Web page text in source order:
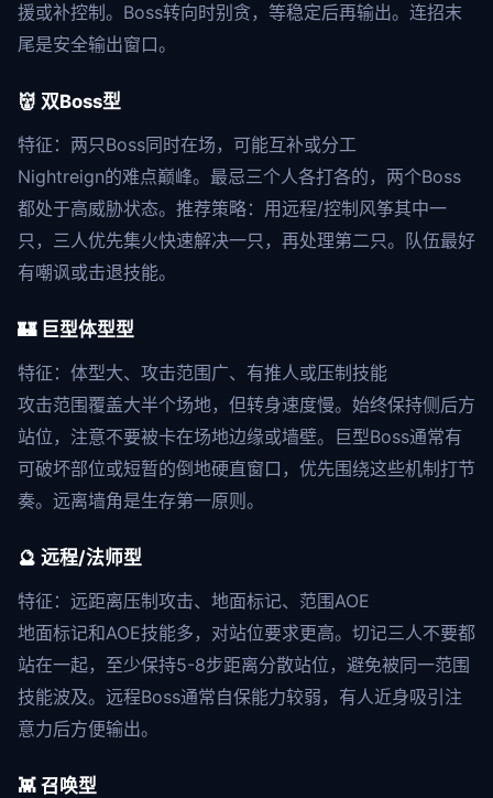
援或补控制。Boss转向时别贪，等稳定后再输出。连招末
尾是安全输出窗口。
👹 双Boss型
特征：两只Boss同时在场，可能互补或分工
Nightreign的难点巅峰。最忌三个人各打各的，两个Boss
都处于高威胁状态。推荐策略：用远程/控制风筝其中一
只，三人优先集火快速解决一只，再处理第二只。队伍最好
有嘲讽或击退技能。
🏰 巨型体型型
特征：体型大、攻击范围广、有推人或压制技能
攻击范围覆盖大半个场地，但转身速度慢。始终保持侧后方
站位，注意不要被卡在场地边缘或墙壁。巨型Boss通常有
可破坏部位或短暂的倒地硬直窗口，优先围绕这些机制打节
奏。远离墙角是生存第一原则。
🔮 远程/法师型
特征：远距离压制攻击、地面标记、范围AOE
地面标记和AOE技能多，对站位要求更高。切记三人不要都
站在一起，至少保持5-8步距离分散站位，避免被同一范围
技能波及。远程Boss通常自保能力较弱，有人近身吸引注
意力后方便输出。
👾 召唤型